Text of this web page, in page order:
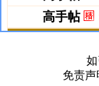
免责